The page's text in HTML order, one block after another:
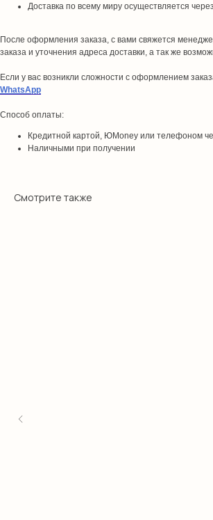
Доставка по всему миру осуществляется
После оформления заказа, с вами свяжется
заказа и уточнения адреса доставки, а так же
Если у вас возникли сложности с оформлением
WhatsApp
Способ оплаты:
Кредитной картой, ЮMoney или телефоном
Наличными при получении
Смотрите также